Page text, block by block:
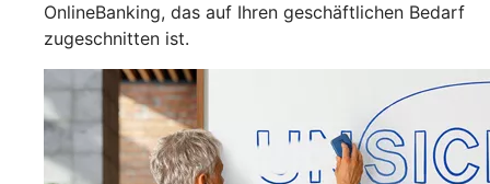
OnlineBanking, das auf Ihren geschäftlichen Bedarf
zugeschnitten ist.